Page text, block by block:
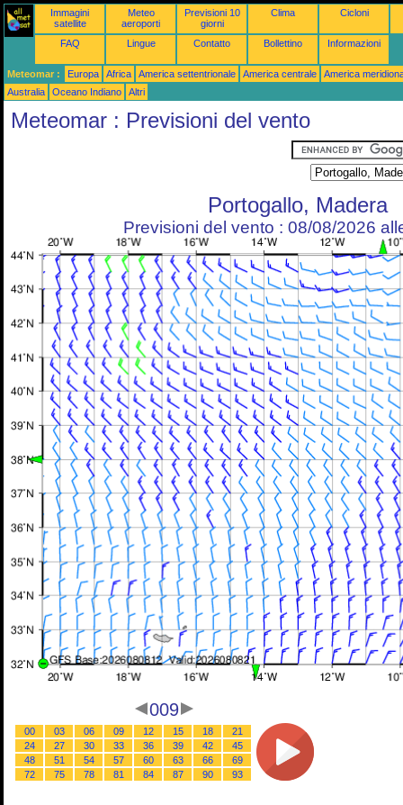
Immagini
satellite
Meteo
aeroporti
Previsioni 10
giorni
Clima Cicloni
FAQ Lingue Contatto Bollettino Informazioni
Meteomar : Europa Africa America settentrionale America centrale
America
Australia
Oceano Indiano Altri
Meteomar : Previsioni del vento
Portogallo, Madera
Previsioni del vento : 08/08/2026
009
00 03 06 09 12 15 18
21
24
27 30 33 36 39 42
45
48
51 54 57 60 63 66
69
72
75 78 81 84 87 90 93